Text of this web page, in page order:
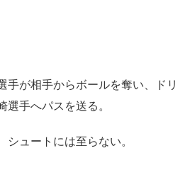
手が相手からボールを奪い、ドリ
手へパスを送る。
シュートには至らない。